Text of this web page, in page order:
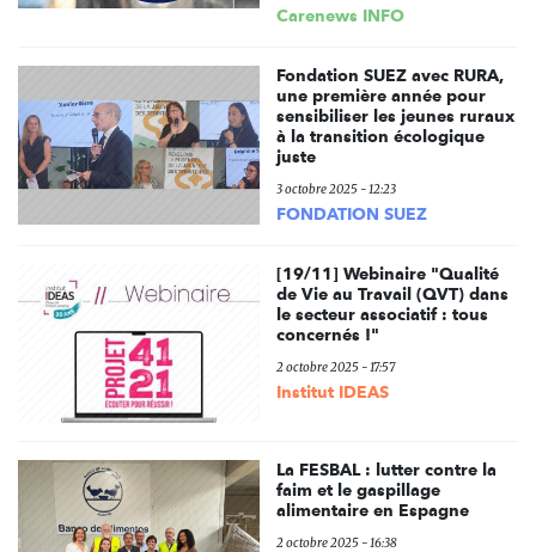
Carenews INFO
Fondation SUEZ avec RURA,
une première année pour
sensibiliser les jeunes ruraux
à la transition écologique
juste
3 octobre 2025 - 12:23
FONDATION SUEZ
[19/11] Webinaire "Qualité
de Vie au Travail (QVT) dans
le secteur associatif : tous
concernés !"
2 octobre 2025 - 17:57
Institut IDEAS
La FESBAL : lutter contre la
faim et le gaspillage
alimentaire en Espagne
2 octobre 2025 - 16:38